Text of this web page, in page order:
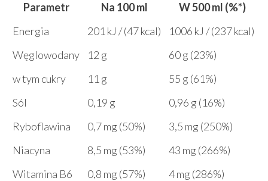
Parametr
Na 100 ml
W 500 ml (%*)
Energia
201 kJ / (47 kcal)
1006 kJ / (237 kcal)
Węglowodany
12 g
60 g (23%)
w tym cukry
11 g
55 g (61%)
Sól
0,19 g
0,96 g (16%)
Ryboflawina
0,7 mg (50%)
3,5 mg (250%)
Niacyna
8,5 mg (53%)
43 mg (266%)
Witamina B6
0,8 mg (57%)
4 mg (286%)